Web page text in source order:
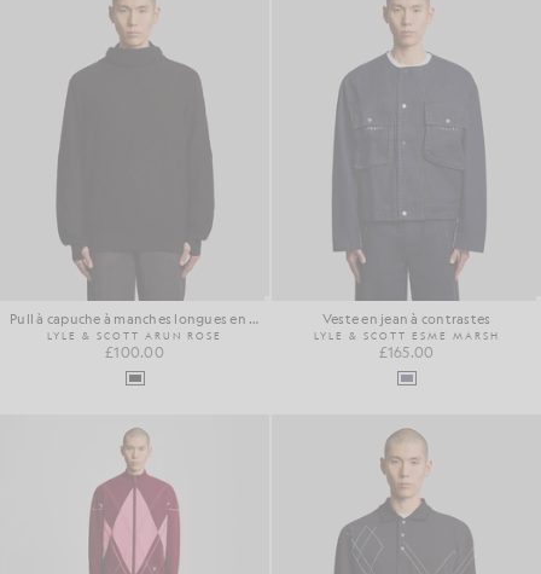
Pull à capuche à manches longues en tricot
LYLE & SCOTT ARUN ROSE
£100.00
Veste en jean à contrastes
LYLE & SCOTT ESME MARSH
£165.00